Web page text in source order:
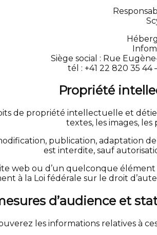
Siège social : Rue
tél : +41 22 820 35
Propriété
de propriété intellectuelle et
textes, les images, les
publication, adaptation
est interdite, sauf
web ou d’un quelconque
à la Loi fédérale sur le droit
d’audience et
les informations relatives à